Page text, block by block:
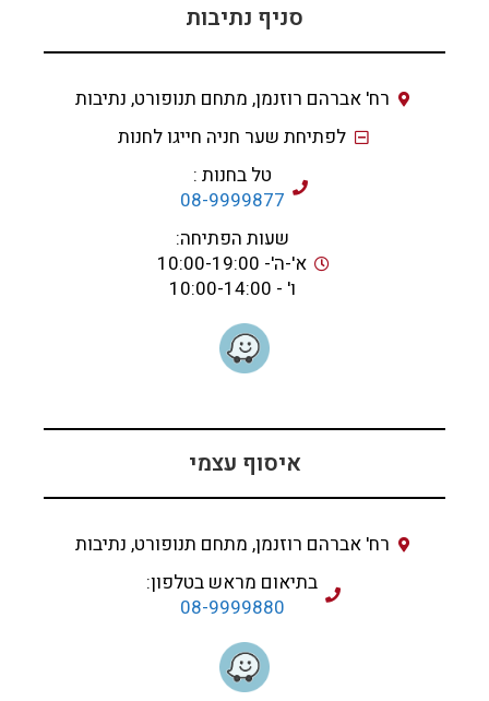
סניף נתיבות
רח' אברהם רוזנמן, מתחם תנופורט, נתיבות
לפתיחת שער חניה חייגו לחנות
טל בחנות :
08-9999877
שעות הפתיחה:
א'-ה'- 10:00-19:00
ו' - 10:00-14:00
איסוף עצמי
רח' אברהם רוזנמן, מתחם תנופורט, נתיבות
בתיאום מראש בטלפון:
08-9999880